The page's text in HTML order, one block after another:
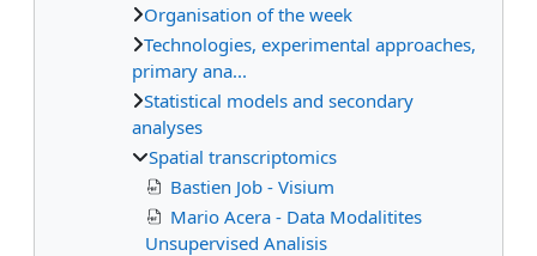
Organisation of the week
Technologies, experimental approaches,
primary ana...
Statistical models and secondary
analyses
Spatial transcriptomics
Bastien Job - Visium
Mario Acera - Data Modalitites
Unsupervised Analisis